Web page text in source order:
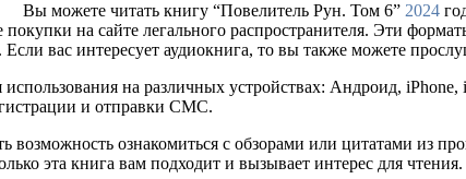
Вы можете читать книгу “Повелитель Рун. Том 6” 2024
на сайте легального распространителя. Эти
вас интересует аудиокнига, то вы также можете
на различных устройствах: Андроид,
и отправки СМС.
возможность ознакомиться с обзорами или цитатами из
эта книга вам подходит и вызывает интерес для чтения.